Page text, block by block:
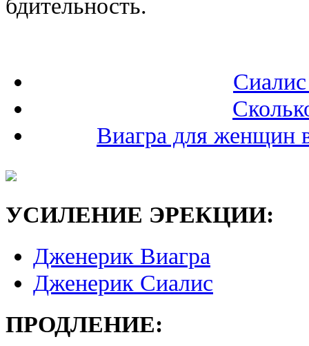
бдительность.
Виагра для женщин
УСИЛЕНИЕ ЭРЕКЦИИ:
Дженерик Виагра
Дженерик Сиалис
ПРОДЛЕНИЕ: